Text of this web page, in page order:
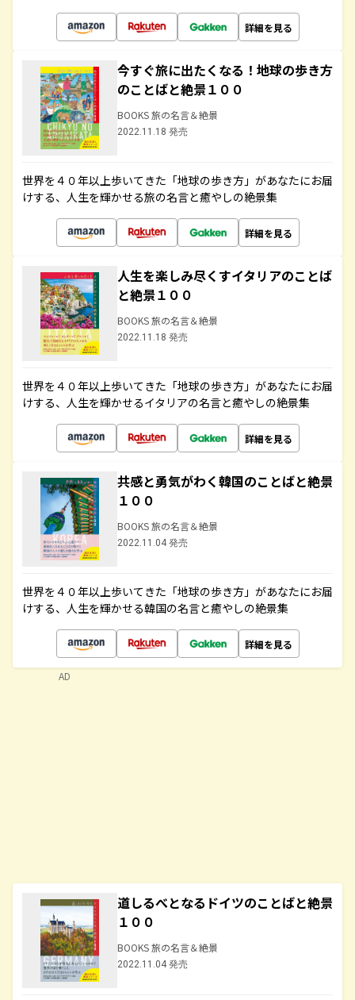
詳細を見る
今すぐ旅に出たくなる！地球の歩き方
のことばと絶景１００
BOOKS 旅の名言＆絶景
2022.11.18 発売
世界を４０年以上歩いてきた「地球の歩き方」があなたにお届
けする、人生を輝かせる旅の名言と癒やしの絶景集
詳細を見る
人生を楽しみ尽くすイタリアのことば
と絶景１００
BOOKS 旅の名言＆絶景
2022.11.18 発売
世界を４０年以上歩いてきた「地球の歩き方」があなたにお届
けする、人生を輝かせるイタリアの名言と癒やしの絶景集
詳細を見る
共感と勇気がわく韓国のことばと絶景
１００
BOOKS 旅の名言＆絶景
2022.11.04 発売
世界を４０年以上歩いてきた「地球の歩き方」があなたにお届
けする、人生を輝かせる韓国の名言と癒やしの絶景集
詳細を見る
道しるべとなるドイツのことばと絶景
１００
BOOKS 旅の名言＆絶景
2022.11.04 発売
AD